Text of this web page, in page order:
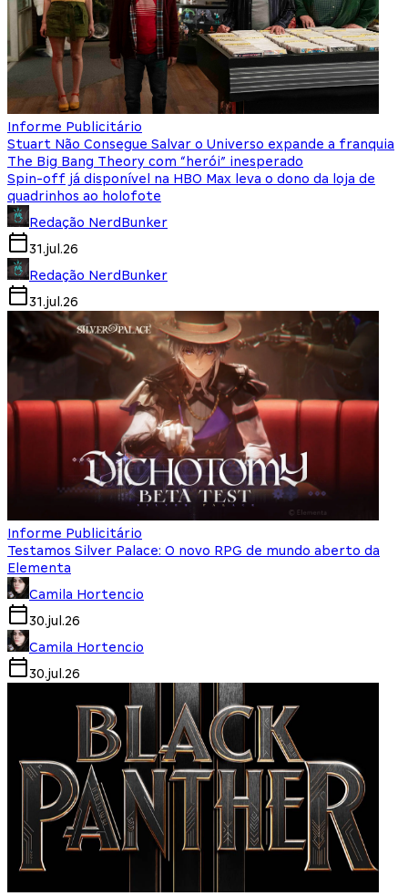
Informe Publicitário
Stuart Não Consegue Salvar o Universo expande a franquia
The Big Bang Theory com “herói” inesperado
Spin-off já disponível na HBO Max leva o dono da loja de
quadrinhos ao holofote
Redação NerdBunker
31.jul.26
Redação NerdBunker
31.jul.26
Informe Publicitário
Testamos Silver Palace: O novo RPG de mundo aberto da
Elementa
Camila Hortencio
30.jul.26
Camila Hortencio
30.jul.26